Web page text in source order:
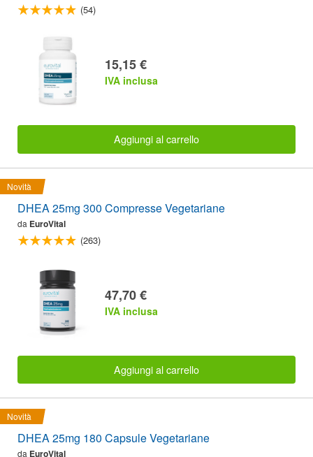
(54)
15,15 €
IVA inclusa
Aggiungi al carrello
Novità
DHEA 25mg 300 Compresse Vegetariane
da EuroVital
(263)
47,70 €
IVA inclusa
Aggiungi al carrello
Novità
DHEA 25mg 180 Capsule Vegetariane
da EuroVital